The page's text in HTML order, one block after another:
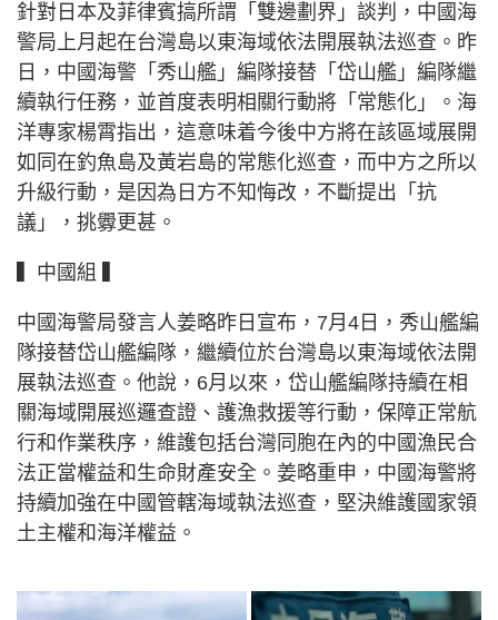
針對日本及菲律賓搞所謂「雙邊劃界」談判，中國海
警局上月起在台灣島以東海域依法開展執法巡查。昨
日，中國海警「秀山艦」編隊接替「岱山艦」編隊繼
續執行任務，並首度表明相關行動將「常態化」。海
洋專家楊霄指出，這意味着今後中方將在該區域展開
如同在釣魚島及黃岩島的常態化巡查，而中方之所以
升級行動，是因為日方不知悔改，不斷提出「抗
議」，挑釁更甚。
▍中國組 ▍
中國海警局發言人姜略昨日宣布，7月4日，秀山艦編
隊接替岱山艦編隊，繼續位於台灣島以東海域依法開
展執法巡查。他說，6月以來，岱山艦編隊持續在相
關海域開展巡邏查證、護漁救援等行動，保障正常航
行和作業秩序，維護包括台灣同胞在內的中國漁民合
法正當權益和生命財產安全。姜略重申，中國海警將
持續加強在中國管轄海域執法巡查，堅決維護國家領
土主權和海洋權益。